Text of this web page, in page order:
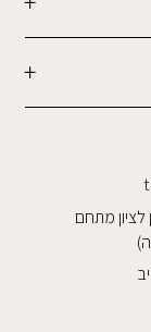
בומה שביט 1 ראשון לציון מתחם